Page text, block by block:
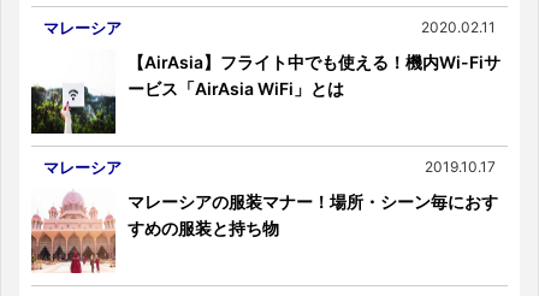
マレーシア 2020.02.11
【AirAsia】フライト中でも使える！機内Wi-Fiサ
ービス「AirAsia WiFi」とは
マレーシア 2019.10.17
マレーシアの服装マナー！場所・シーン毎におす
すめの服装と持ち物